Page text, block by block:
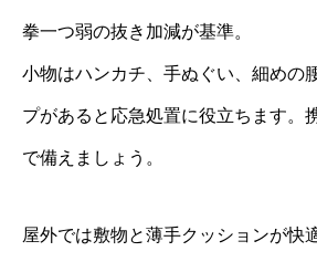
拳一つ弱の抜き加減が基準。
小物はハンカチ、手ぬぐい、細めの
プがあると応急処置に役立ちます。
で備えましょう。
屋外では敷物と薄手クッションが快